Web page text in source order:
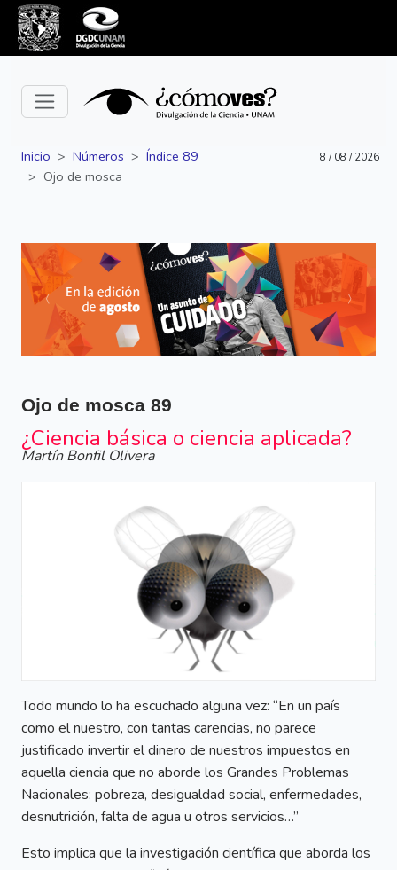
Inicio Números
Índice 89
Ojo de mosca
8 / 08 / 2026
Siguiente Anterior
Ojo de mosca 89
¿Ciencia básica o ciencia aplicada?
Martín Bonfil Olivera
Todo mundo lo ha escuchado alguna vez: “En un país
como el nuestro, con tantas carencias, no parece
justificado invertir el dinero de nuestros impuestos en
aquella ciencia que no aborde los Grandes Problemas
Nacionales: pobreza, desigualdad social, enfermedades,
desnutrición, falta de agua u otros servicios…”
Esto implica que la investigación científica que aborda los